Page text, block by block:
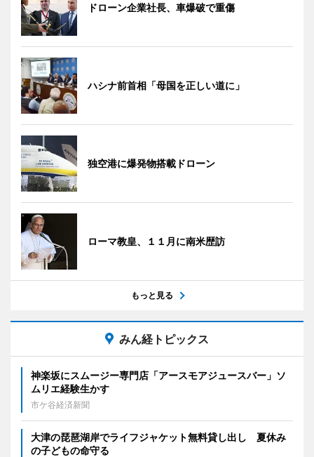
ドローン企業社長、車爆破で重傷
ハシナ前首相「母国を正しい道に」
独空港に爆発物搭載ドローン
ローマ教皇、１１月に南米歴訪
もっと見る
みん経トピックス
神楽坂にスムージー専門店「アースモアジュースバー」ソ
ムリエ経験生かす
市ケ谷経済新聞
大津の琵琶湖岸でライフジャケット無料貸し出し 夏休み
の子どもの命守る